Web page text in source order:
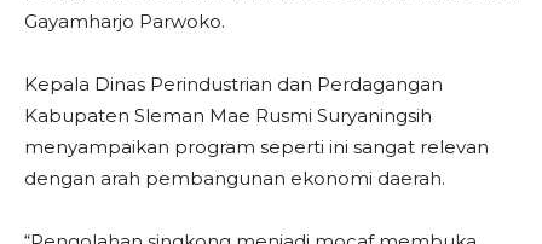
Gayamharjo Parwoko.
Kepala Dinas Perindustrian dan Perdagangan
Kabupaten Sleman Mae Rusmi Suryaningsih
menyampaikan program seperti ini sangat relevan
dengan arah pembangunan ekonomi daerah.